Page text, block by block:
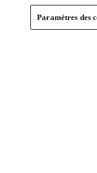
Paramètres des